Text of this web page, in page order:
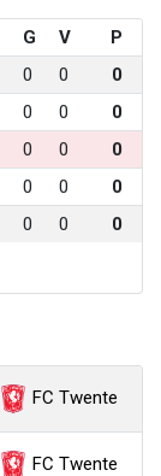
G V
P
0 0
0
0 0
0
0 0
0
0 0
0
0 0 0
FC Twente
FC Twente